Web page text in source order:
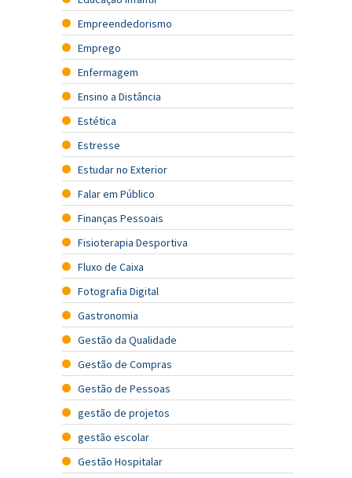
Empreendedorismo
Emprego
Enfermagem
Ensino a Distância
Estética
Estresse
Estudar no Exterior
Falar em Público
Finanças Pessoais
Fisioterapia Desportiva
Fluxo de Caixa
Fotografia Digital
Gastronomia
Gestão da Qualidade
Gestão de Compras
Gestão de Pessoas
gestão de projetos
gestão escolar
Gestão Hospitalar